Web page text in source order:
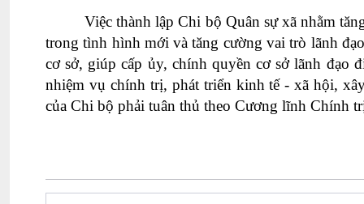
Việc thành lập Chi bộ Quân sự xã nhằm
trong tình hình mới và tăng cường vai trò lãnh
cơ sở, giúp cấp ủy, chính quyền cơ sở lãnh đạo
nhiệm vụ chính trị, phát triển kinh tế - xã hội,
của Chi bộ phải tuân thủ theo Cương lĩnh Chính